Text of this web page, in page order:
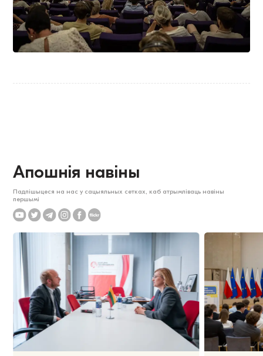
Апошнія навіны
Падпішыцеся на нас у сацыяльных сетках, каб атрымліваць навіны
першымі